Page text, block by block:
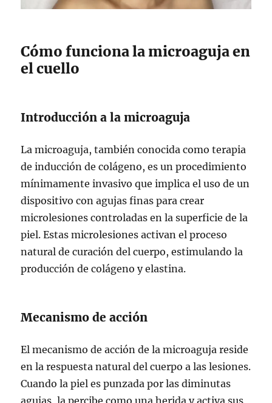
Cómo funciona la microaguja en
el cuello
Introducción a la microaguja
La microaguja, también conocida como terapia
de inducción de colágeno, es un procedimiento
mínimamente invasivo que implica el uso de un
dispositivo con agujas finas para crear
microlesiones controladas en la superficie de la
piel. Estas microlesiones activan el proceso
natural de curación del cuerpo, estimulando la
producción de colágeno y elastina.
Mecanismo de acción
El mecanismo de acción de la microaguja reside
en la respuesta natural del cuerpo a las lesiones.
Cuando la piel es punzada por las diminutas
agujas, la percibe como una herida y activa sus